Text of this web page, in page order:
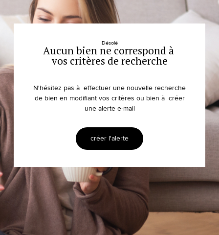
Désolé
Aucun bien ne correspond à
vos critères de recherche
N'hésitez pas à effectuer une nouvelle recherche
de bien en modifiant vos critères ou bien à créer
une alerte e-mail
créer l'alerte